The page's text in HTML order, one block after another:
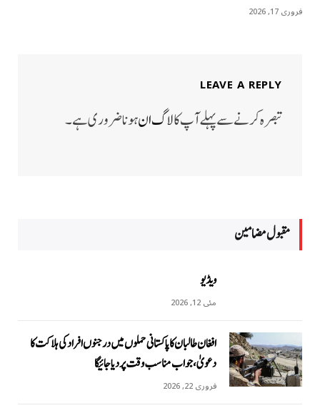
فروری 17, 2026
LEAVE A REPLY
تبصرہ کرنے سے پہلے آپ کالاگ انہونا ضروری ہے۔
مقبول مضامين
ویڈیو
مئی 12, 2026
افغان طالبان کا پاکستانی حملوں میں درجنوں افراد کی ہلاکت کا
دعویٰ، جواب مناسب وقت پر دیا جائیگا
فروری 22, 2026